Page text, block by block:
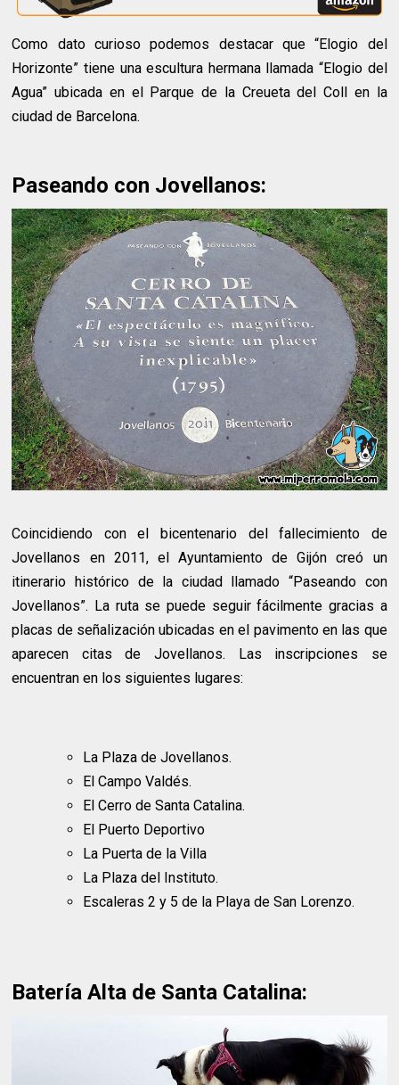
Como dato curioso podemos destacar que “Elogio del
Horizonte” tiene una escultura hermana llamada “Elogio del
Agua” ubicada en el Parque de la Creueta del Coll en la
ciudad de Barcelona.
Paseando con Jovellanos:
Coincidiendo con el bicentenario del fallecimiento de
Jovellanos en 2011, el Ayuntamiento de Gijón creó un
itinerario histórico de la ciudad llamado “Paseando con
Jovellanos”. La ruta se puede seguir fácilmente gracias a
placas de señalización ubicadas en el pavimento en las que
aparecen citas de Jovellanos. Las inscripciones se
encuentran en los siguientes lugares:
La Plaza de Jovellanos.
El Campo Valdés.
El Cerro de Santa Catalina.
El Puerto Deportivo
La Puerta de la Villa
La Plaza del Instituto.
Escaleras 2 y 5 de la Playa de San Lorenzo.
Batería Alta de Santa Catalina: